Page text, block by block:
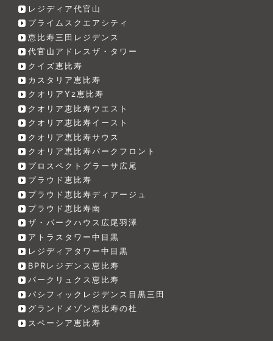
レジディア代官山
プライムスクエアシティ
恵比寿三田レジデンス
代官山アドレスザ・タワー
クイズ恵比寿
カスタリア恵比寿
クオリアYz恵比寿
クオリア恵比寿ウエスト
クオリア恵比寿イースト
クオリア恵比寿サウス
クオリア恵比寿パークフロント
プロスペクトグラーサ広尾
プラウド恵比寿
プラウド恵比寿ディアージュ
プラウド恵比寿南
ザ・パークハウス広尾羽澤
アトラスタワー中目黒
レジディアタワー中目黒
BPRレジデンス恵比寿
パークリュクス恵比寿
パシフィックレジデンス目黒三田
グランドメゾン恵比寿の杜
スペーシア恵比寿